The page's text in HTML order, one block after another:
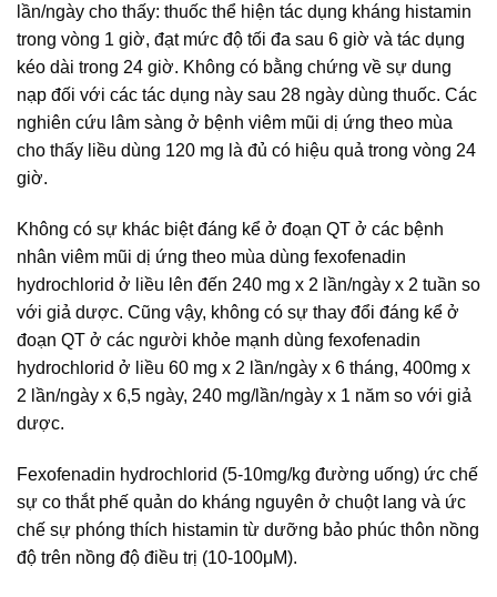
lần/ngày cho thấy: thuốc thể hiện tác dụng kháng histamin
trong vòng 1 giờ, đạt mức độ tối đa sau 6 giờ và tác dụng
kéo dài trong 24 giờ. Không có bằng chứng về sự dung
nạp đối với các tác dụng này sau 28 ngày dùng thuốc. Các
nghiên cứu lâm sàng ở bệnh viêm mũi dị ứng theo mùa
cho thấy liều dùng 120 mg là đủ có hiệu quả trong vòng 24
giờ.
Không có sự khác biệt đáng kể ở đoạn QT ở các bệnh
nhân viêm mũi dị ứng theo mùa dùng fexofenadin
hydrochlorid ở liều lên đến 240 mg x 2 lần/ngày x 2 tuần so
với giả dược. Cũng vậy, không có sự thay đổi đáng kể ở
đoạn QT ở các người khỏe mạnh dùng fexofenadin
hydrochlorid ở liều 60 mg x 2 lần/ngày x 6 tháng, 400mg x
2 lần/ngày x 6,5 ngày, 240 mg/lần/ngày x 1 năm so với giả
dược.
Fexofenadin hydrochlorid (5-10mg/kg đường uống) ức chế
sự co thắt phế quản do kháng nguyên ở chuột lang và ức
chế sự phóng thích histamin từ dưỡng bảo phúc thôn nồng
độ trên nồng độ điều trị (10-100μM).